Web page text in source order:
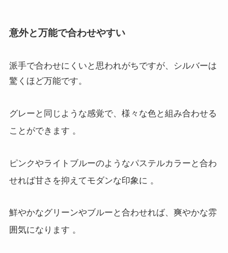
意外と万能で合わせやすい
派手で合わせにくいと思われがちですが、シルバーは
驚くほど万能です。
グレーと同じような感覚で、様々な色と組み合わせる
ことができます 。
ピンクやライトブルーのようなパステルカラーと合わ
せれば甘さを抑えてモダンな印象に 。
鮮やかなグリーンやブルーと合わせれば、爽やかな雰
囲気になります 。